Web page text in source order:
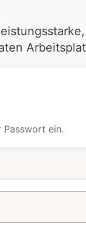
Passwort ein.